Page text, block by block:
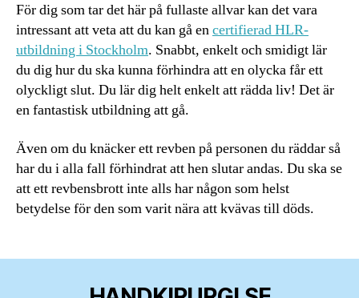
För dig som tar det här på fullaste allvar kan det vara
intressant att veta att du kan gå encertifierad HLR-
utbildning i Stockholm. Snabbt, enkelt och smidigt lär
du dig hur du ska kunna förhindra att en olycka får ett
olyckligt slut. Du lär dig helt enkelt att rädda liv! Det är
en fantastisk utbildning att gå.
Även om du knäcker ett revben på personen du räddar så
har du i alla fall förhindrat att hen slutar andas. Du ska se
att ett revbensbrott inte alls har någon som helst
betydelse för den som varit nära att kvävas till döds.